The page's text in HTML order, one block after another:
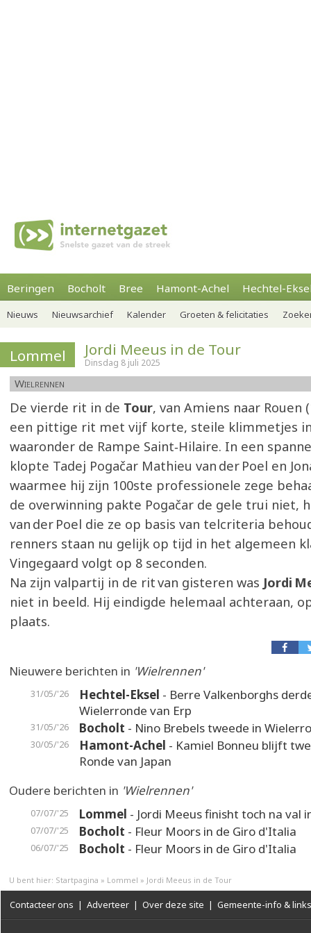
Beringen Bocholt Bree Hamont-Achel Hechtel-
Nieuws Nieuwsarchief Kalender Groeten & felicitaties
Lommel Jordi Meeus in de Tour
Dinsdag 8 juli 2025
Wielrennen
De vierde rit in de Tour, van Amiens naar Rouen
een pittige rit met vijf korte, steile klimmetjes
waaronder de Rampe Saint‑Hilaire. In een
klopte Tadej Pogačar Mathieu van der Poel en
waarmee hij zijn 100ste professionele zege
de overwinning pakte Pogačar de gele trui niet,
van der Poel die ze op basis van telcriteria
renners staan nu gelijk op tijd in het algemeen
Vingegaard volgt op 8 seconden.
Na zijn valpartij in de rit van gisteren was Jordi
niet in beeld. Hij eindigde helemaal achteraan,
plaats.
Nieuwere berichten in 'Wielrennen'
31/05/'26 Hechtel-Eksel - Berre Valkenborghs
Wielerronde van Erp
31/05/'26 Bocholt - Nino Brebels tweede in
30/05/'26 Hamont-Achel - Kamiel Bonneu blijft
Ronde van Japan
Oudere berichten in 'Wielrennen'
07/07/'25 Lommel - Jordi Meeus finisht toch na val
07/07/'25 Bocholt - Fleur Moors in de Giro d'Italia
06/07/'25 Bocholt - Fleur Moors in de Giro d'Italia
U bent hier: Startpagina » Lommel » Jordi Meeus in de Tour
Contacteer ons | Adverteer | Over deze site | Gemeente-info & links